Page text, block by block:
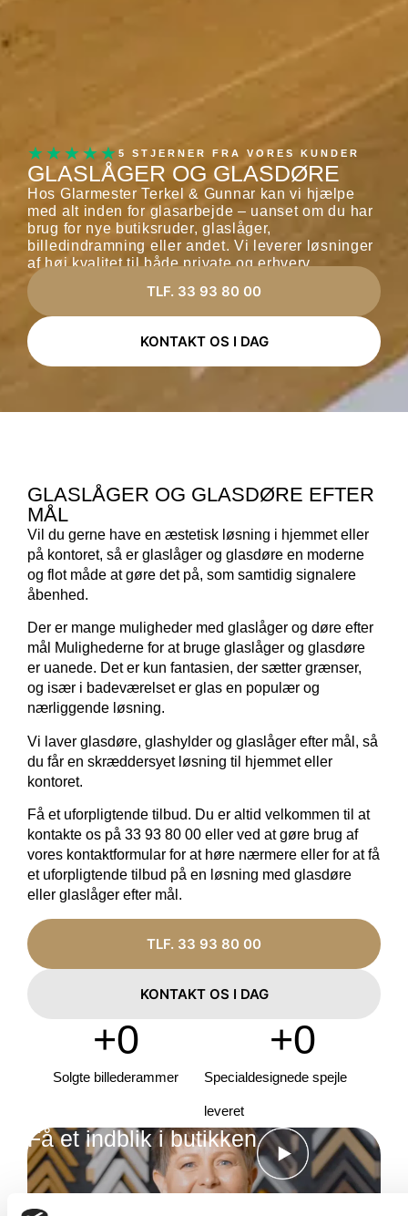
★★★★★ 5 STJERNER FRA VORES KUNDER
Hos Glarmester Terkel & Gunnar kan vi hjælpe
med alt inden for glasarbejde – uanset om du har
brug for nye butiksruder, glaslåger,
billedindramning eller andet. Vi leverer løsninger
af høj kvalitet til både private og erhverv.
GLASLÅGER OG GLASDØRE
TLF. 33 93 80 00
KONTAKT OS I DAG
GLASLÅGER OG GLASDØRE EFTER
MÅL
Vil du gerne have en æstetisk løsning i hjemmet eller
på kontoret, så er glaslåger og glasdøre en moderne
og flot måde at gøre det på, som samtidig signalere
åbenhed.
Der er mange muligheder med glaslåger og døre efter
mål Mulighederne for at bruge glaslåger og glasdøre
er uanede. Det er kun fantasien, der sætter grænser,
og især i badeværelset er glas en populær og
nærliggende løsning.
Vi laver glasdøre, glashylder og glaslåger efter mål, så
du får en skræddersyet løsning til hjemmet eller
kontoret.
Få et uforpligtende tilbud. Du er altid velkommen til at
kontakte os på 33 93 80 00 eller ved at gøre brug af
vores kontaktformular for at høre nærmere eller for at få
et uforpligtende tilbud på en løsning med glasdøre
eller glaslåger efter mål.
TLF. 33 93 80 00
KONTAKT OS I DAG
Solgte billederammer
+0
Specialdesignede spejle
leveret
+0
Få et indblik i butikken